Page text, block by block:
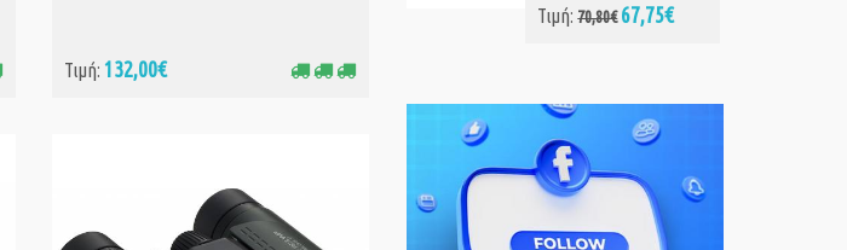
Τιμή: 132,00€
Τιμή:70,80€ 67,75€